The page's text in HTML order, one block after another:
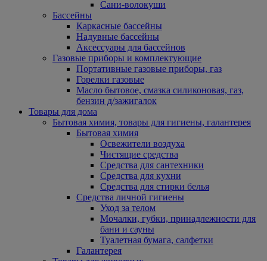
Сани-волокуши
Бассейны
Каркасные бассейны
Надувные бассейны
Аксессуары для бассейнов
Газовые приборы и комплектующие
Портативные газовые приборы, газ
Горелки газовые
Масло бытовое, смазка силиконовая, газ,
бензин д/зажигалок
Товары для дома
Бытовая химия, товары для гигиены, галантерея
Бытовая химия
Освежители воздуха
Чистящие средства
Средства для сантехники
Средства для кухни
Средства для стирки белья
Средства личной гигиены
Уход за телом
Мочалки, губки, принадлежности для
бани и сауны
Туалетная бумага, салфетки
Галантерея